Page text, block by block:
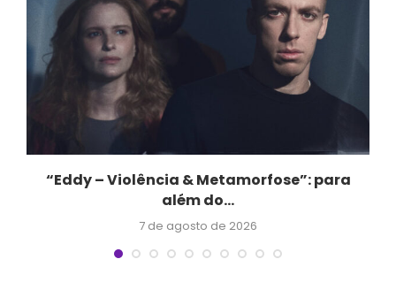
“Eddy – Violência & Metamorfose”: para
além do...
7 de agosto de 2026